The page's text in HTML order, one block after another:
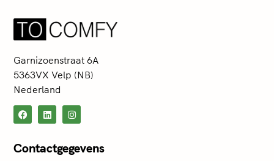
Garnizoenstraat 6A
5363VX Velp (NB)
Nederland
Contactgegevens